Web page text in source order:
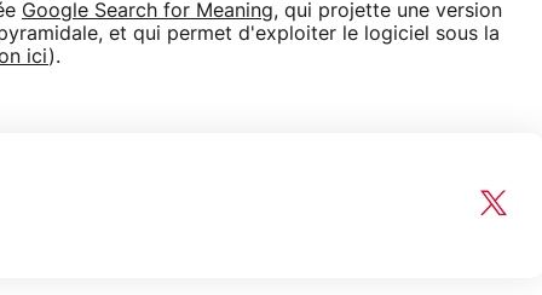
Google Search for Meaning, qui projette une version
et qui permet d'exploiter le logiciel sous la
ici).